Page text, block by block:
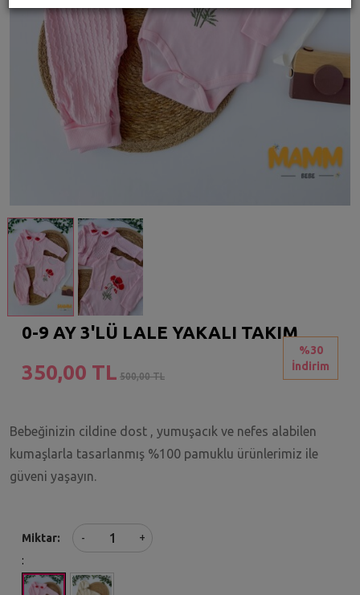
0-9 AY 3'LÜ LALE YAKALI TAKIM
%30
İndirim
350,00 TL 500,00 TL
Bebeğinizin cildine dost , yumuşacık ve nefes alabilen
kumaşlarla tasarlanmış %100 pamuklu ürünlerimiz ile
güveni yaşayın.
Miktar -
+
: